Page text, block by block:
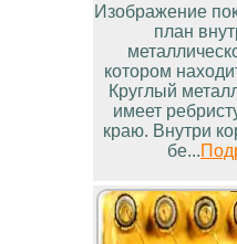
Изображение
план
котором
Круглый
имеет
краю. Внутри
бе...